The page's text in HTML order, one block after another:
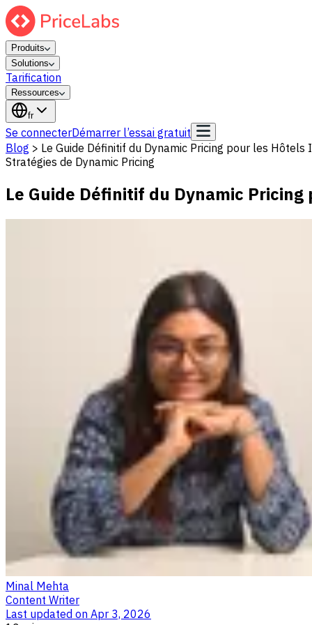
Produits
Solutions
Tarification
Ressources
fr
Se connecterDémarrer l’essai gratuit
Blog > Le Guide Définitif du Dynamic Pricing pour les Hôtels
Stratégies de Dynamic Pricing
Le Guide Définitif du Dynamic
Minal Mehta
Content Writer
Last updated on Apr 3, 2026